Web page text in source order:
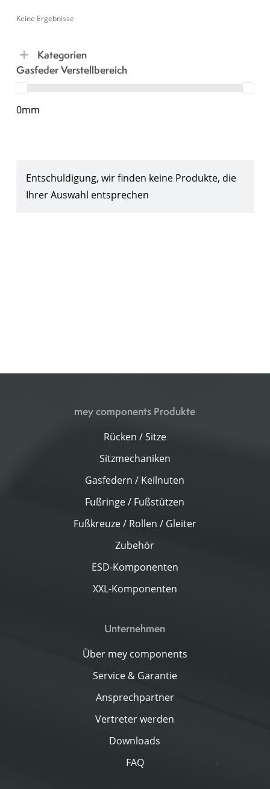
Keine Ergebnisse
Kategorien
Gasfeder Verstellbereich
0mm
Entschuldigung, wir finden keine Produkte, die
Ihrer Auswahl entsprechen
mey components Produkte
Rücken / Sitze
Sitzmechaniken
Gasfedern / Keilnuten
Fußringe / Fußstützen
Fußkreuze / Rollen / Gleiter
Zubehör
ESD-Komponenten
XXL-Komponenten
Unternehmen
Über mey components
Service & Garantie
Ansprechpartner
Vertreter werden
Downloads
FAQ